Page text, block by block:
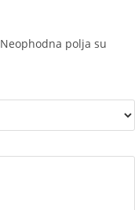
Neophodna polja su